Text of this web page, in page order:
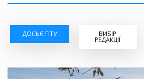
ДОСЬЄ ГІТУ ВИБІР
РЕДАКЦІЇ